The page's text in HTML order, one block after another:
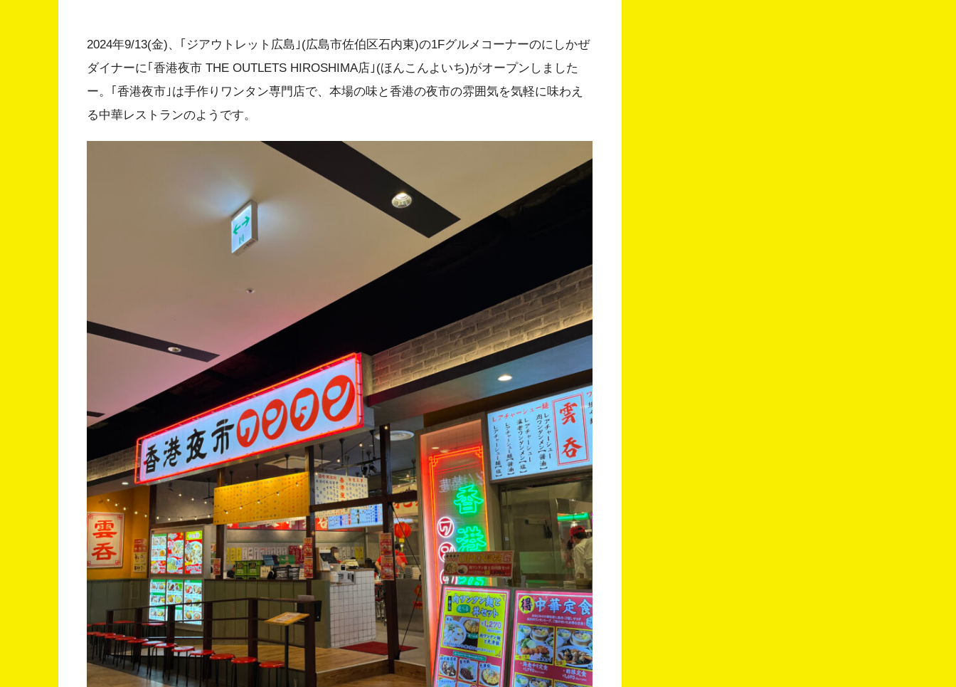
2024年9/13(金)、｢ジアウトレット広島｣(広島市佐伯区石内東)の1Fグルメコーナーのにしかぜ
ダイナーに｢香港夜市 THE OUTLETS HIROSHIMA店｣(ほんこんよいち)がオープンしました
ー。｢香港夜市｣は手作りワンタン専門店で、本場の味と香港の夜市の雰囲気を気軽に味わえ
る中華レストランのようです。